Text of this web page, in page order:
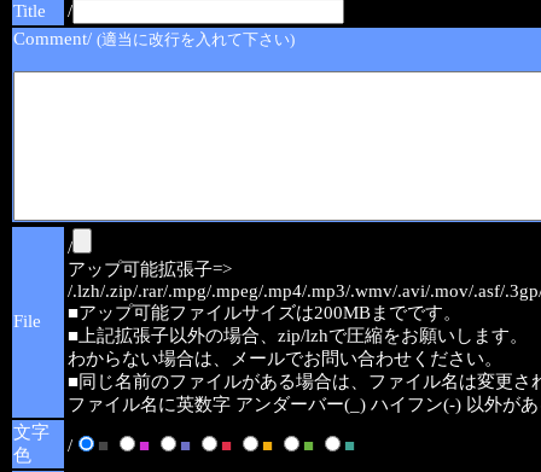
Title
/
Comment/ (適当に改行を入れて下さい)
File
/
アップ可能拡張子=>
/.lzh/.zip/.rar/.mpg/.mpeg/.mp4/.mp3/.wmv/.avi/.mov/.asf/
■アップ可能ファイルサイズは200MBまでです。
■上記拡張子以外の場合、zip/lzhで圧縮をお願いします。
わからない場合は、メールでお問い合わせください。
■同じ名前のファイルがある場合は、ファイル名は変更さ
ファイル名に英数字 アンダーバー(_) ハイフン(-) 以外が
文字
色
/ ■ ■ ■ ■ ■ ■
■